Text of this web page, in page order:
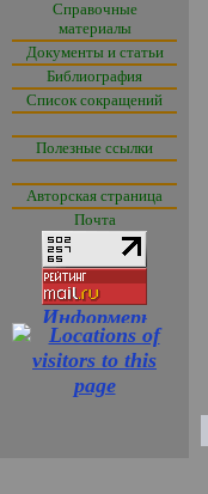
Справочные
материалы
Документы и статьи
Библиография
Список сокращений
Полезные ссылки
Авторская страница
Почта